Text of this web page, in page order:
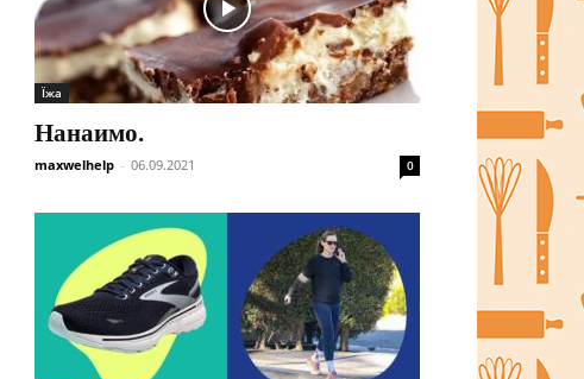
Їжа
Нанаимо.
maxwelhelp - 06.09.2021 0